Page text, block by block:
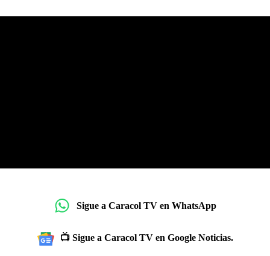
Sigue a Caracol TV en WhatsApp
📺 Sigue a Caracol TV en Google Noticias.